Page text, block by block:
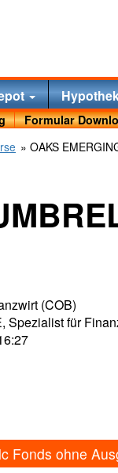
Formular
» OAKS
(COB)
Spezialist für
Fonds ohne